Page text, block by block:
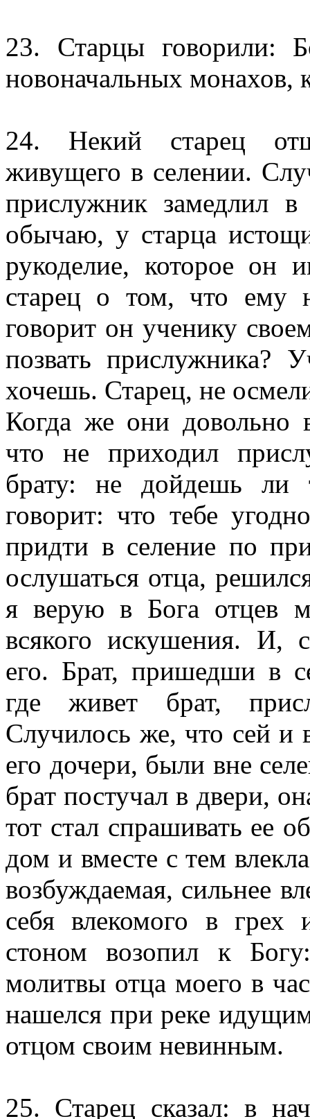
23. Старцы говорили:
новоначальных монахов,
24. Некий старец
живущего в селении.
прислужник замедлил
обычаю, у старца
рукоделие, которое он
старец о том, что ему
говорит он ученику
позвать прислужника?
хочешь. Старец, не
Когда же они довольно
что не приходил
брату: не дойдешь ли
говорит: что тебе
придти в селение по
ослушаться отца,
я верую в Бога отцев
всякого искушения. И,
его. Брат, пришедши в
где живет брат,
Случилось же, что сей и
его дочери, были вне
брат постучал в двери,
тот стал спрашивать ее
дом и вместе с тем
возбуждаемая, сильнее
себя влекомого в
стоном возопил к
молитвы отца моего в
нашелся при реке
отцом своим невинным.
25. Старец сказал: в